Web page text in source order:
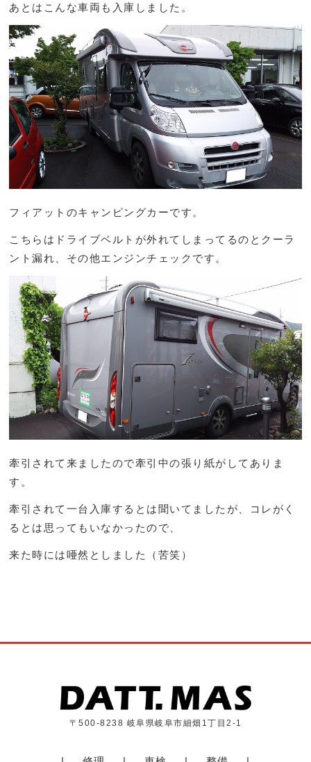
あとはこんな車両も入庫しました。
フィアットのキャンピングカーです。
こちらはドライブベルトが外れてしまってるのとクーラ
ント漏れ、その他エンジンチェックです。
牽引されて来ましたので牽引中の張り紙がしてありま
す。
牽引されて一台入庫するとは聞いてましたが、コレがく
るとは思ってもいなかったので、
来た時には唖然としました（苦笑）
〒500-8238 岐阜県岐阜市細畑1丁目2-1